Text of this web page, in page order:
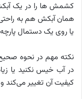
کشمش ها را در یک
همان آبکش هم به
یا روی یک دستمال
نکته مهم در نحوه
در آب خیس نکنید یا
کیفیت آن تغییر